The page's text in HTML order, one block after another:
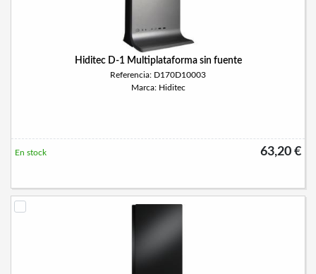
Hiditec D-1 Multiplataforma sin fuente
Referencia: D170D10003
Marca: Hiditec
63,20 €
En stock